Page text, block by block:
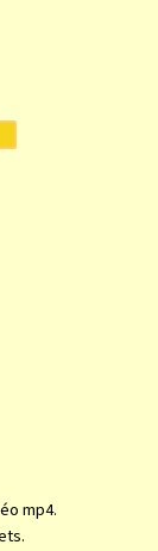
mp4.